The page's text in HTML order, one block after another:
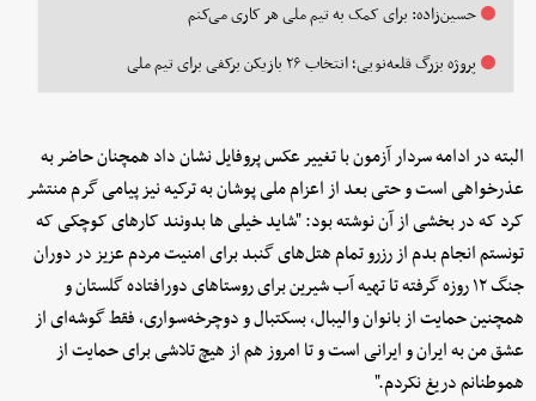
حسین‌زاده: برای کمک به تیم ملی هر کاری می‌کنم
پروژه بزرگ قلعه‌نویی؛ انتخاب ۲۶ بازیکن برکفی برای تیم ملی
البته در ادامه سردار آزمون با تغییر عکس پروفایل نشان داد همچنان حاضر به
عذرخواهی است و حتی بعد از اعزام ملی پوشان به ترکیه نیز پیامی گرم منتشر
کرد که در بخشی از آن نوشته بود: "شاید خیلی ها بدونند کارهای کوچکی که
تونستم انجام بدم از رزرو تمام هتل‌های گنبد برای امنیت مردم عزیز در دوران
جنگ ۱۲ روزه گرفته تا تهیه آب شیرین برای روستاهای دورافتاده گلستان و
همچنین حمایت از بانوان والیبال، بسکتبال و دوچرخه‌سواری، فقط گوشه‌ای از
عشق من به ایران و ایرانی است و تا امروز هم از هیچ تلاشی برای حمایت از
هموطنانم دریغ نکردم."